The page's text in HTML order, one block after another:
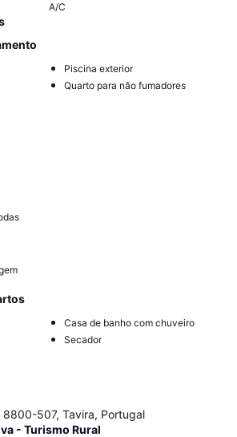
A/C
Piscina exterior
Quarto para não fumadores
Casa de banho com chuveiro
Secador
8800-507, Tavira, Portugal
- Turismo Rural